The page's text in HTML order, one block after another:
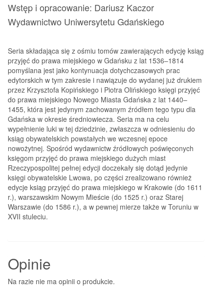
Wstęp i opracowanie: Dariusz Kaczor
Wydawnictwo Uniwersytetu Gdańskiego
Seria składająca się z ośmiu tomów zawierających edycję ksiąg
przyjęć do prawa miejskiego w Gdańsku z lat 1536–1814
pomyślana jest jako kontynuacja dotychczasowych prac
edytorskich w tym zakresie i nawiązuje do wydanej już drukiem
przez Krzysztofa Kopińskiego i Piotra Olińskiego księgi przyjęć
do prawa miejskiego Nowego Miasta Gdańska z lat 1440–
1455, która jest jedynym zachowanym źródłem tego typu dla
Gdańska w okresie średniowiecza. Seria ma na celu
wypełnienie luki w tej dziedzinie, zwłaszcza w odniesieniu do
ksiąg obywatelskich powstałych we wczesnej epoce
nowożytnej. Spośród wydawnictw źródłowych poświęconych
księgom przyjęć do prawa miejskiego dużych miast
Rzeczypospolitej pełnej edycji doczekały się dotąd jedynie
księgi obywatelskie Lwowa, po części zrealizowano również
edycje ksiąg przyjęć do prawa miejskiego w Krakowie (do 1611
r.), warszawskim Nowym Mieście (do 1525 r.) oraz Starej
Warszawie (do 1586 r.), a w pewnej mierze także w Toruniu w
XVII stuleciu.
Opinie
Na razie nie ma opinii o produkcie.